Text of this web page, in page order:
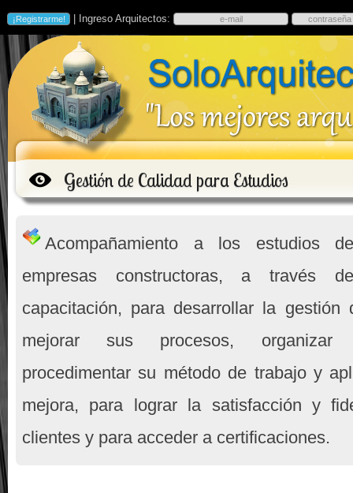
| Ingreso Arquitectos:
Gestión de Calidad para Estudios
Acompañamiento a los estudios
empresas constructoras, a través
capacitación, para desarrollar la gestión
mejorar sus procesos, organizar
procedimentar su método de trabajo y
mejora, para lograr la satisfacción y
clientes y para acceder a certificaciones.